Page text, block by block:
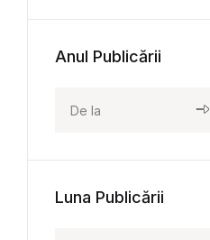
Anul Publicării
Luna Publicării